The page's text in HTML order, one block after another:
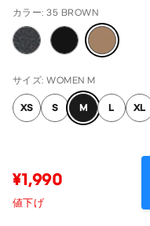
カラー: 35 BROWN
サイズ: WOMEN M
XS S M L XL
¥1,990
値下げ